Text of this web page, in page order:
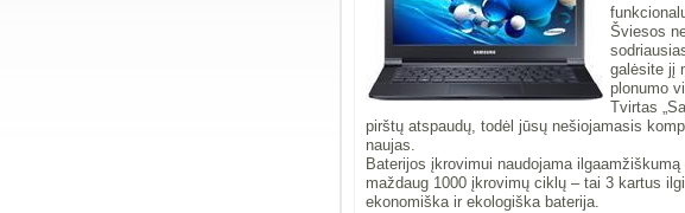
Šviesos
galėsite jį
plonumo
Tvirtas
pirštų atspaudų, todėl jūsų nešiojamasis
naujas.
Baterijos įkrovimui naudojama
maždaug 1000 įkrovimų ciklų – tai 3 kartus
ekonomiška ir ekologiška baterija.